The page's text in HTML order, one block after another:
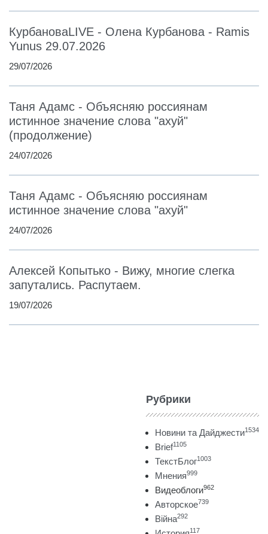
КурбановаLIVE - Олена Курбанова - Ramis
Yunus 29.07.2026
29/07/2026
Таня Адамс - Объясняю россиянам
истинное значение слова "ахуй"
(продолжение)
24/07/2026
Таня Адамс - Объясняю россиянам
истинное значение слова "ахуй"
24/07/2026
Алексей Копытько - Вижу, многие слегка
запутались. Распутаем.
19/07/2026
Рубрики
Новини та Дайджести1534
Brief1105
ТекстБлог1003
Мнения999
Видеоблоги962
Авторское739
Війна292
117